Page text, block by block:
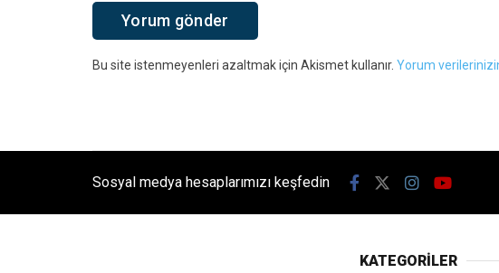
Bu site istenmeyenleri azaltmak için Akismet kullanır. Yorum
Sosyal medya hesaplarımızı keşfedin
KATEGORİLER